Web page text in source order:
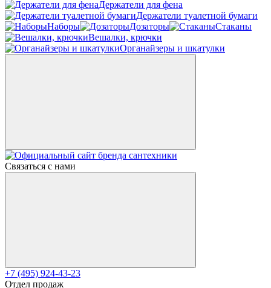
Держатели для фена
Держатели туалетной бумаги
Наборы
Дозаторы
Стаканы
Вешалки, крючки
Органайзеры и шкатулки
Связаться с нами
+7 (495) 924-43-23
Отдел продаж